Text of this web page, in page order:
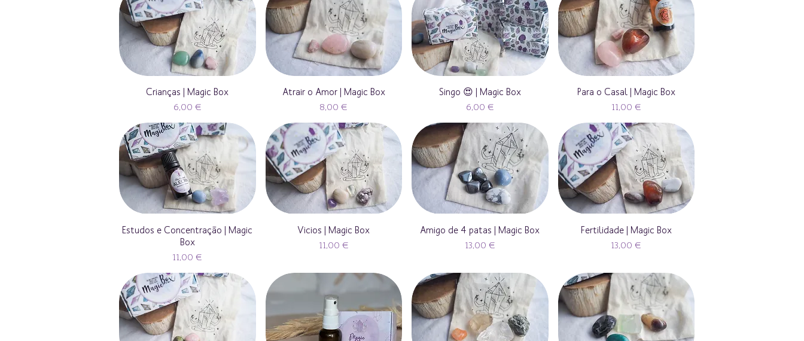
Crianças | Magic Box
Preço
6,00 €
Atrair o Amor | Magic Box
Preço
8,00 €
Singo 😍 | Magic Box
Preço
6,00 €
Para o Casal | Magic Box
Preço
11,00 €
Estudos e Concentração | Magic
Box
Preço
11,00 €
Vicios | Magic Box
Preço
11,00 €
Amigo de 4 patas | Magic Box
Preço
13,00 €
Fertilidade | Magic Box
Preço
13,00 €